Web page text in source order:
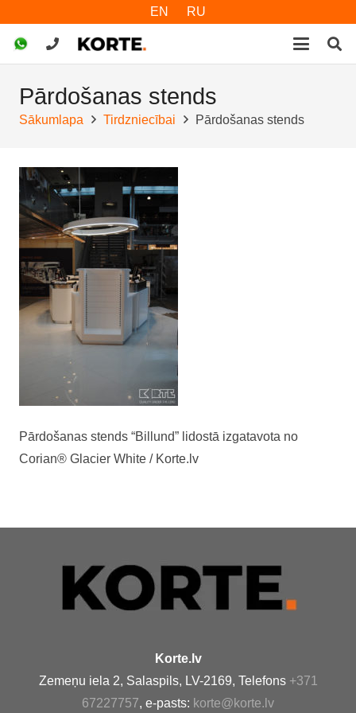
EN RU
Pārdošanas stends
Sākumlapa Tirdzniecībai Pārdošanas stends
Pārdošanas stends “Billund” lidostā izgatavota no
Corian® Glacier White / Korte.lv
Korte.lv
Zemeņu iela 2, Salaspils, LV-2169, Telefons +371
67227757, e-pasts: korte@korte.lv